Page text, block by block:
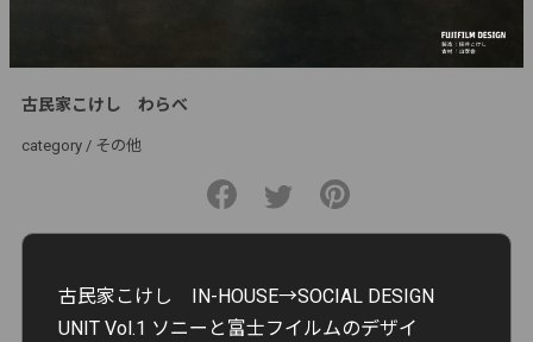
古民家こけし わらべ
category / その他
古民家こけし IN-HOUSE→SOCIAL DESIGN
UNIT Vol.1 ソニーと富士フイルムのデザイ